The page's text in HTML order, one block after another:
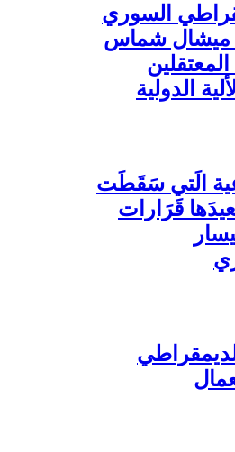
السوري
ميشال شماس
الدولية
الَتي سَقَطَت
قَرَارات